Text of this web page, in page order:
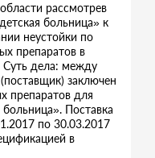
рассмотрев
больница» к
неустойки по
препаратов в
Суть дела: между
заключен
препаратов для
Поставка
по 30.03.2017
в